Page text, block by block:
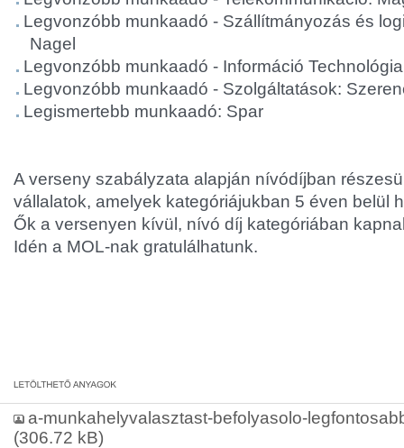
Legvonzóbb munkaadó - Szállítmányozás és
Nagel
Legvonzóbb munkaadó - Információ
Legvonzóbb munkaadó - Szolgáltatások:
Legismertebb munkaadó: Spar
A verseny szabályzata alapján nívódíjban
vállalatok, amelyek kategóriájukban 5 éven belül
Ők a versenyen kívül, nívó díj kategóriában
Idén a MOL-nak gratulálhatunk.
a-munkahelyvalasztast-befolyasolo-
(306.72 kB)